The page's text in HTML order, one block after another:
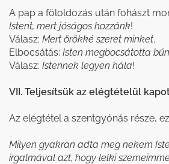
A pap a föloldozás után fohászt
Istent, mert jóságos hozzánk!
Válasz: Mert örökké szeret minket.
Elbocsátás: Isten megbocsátotta
Válasz: Istennek legyen hála!
VII. Teljesítsük az elégtételül
Az elégtétel a szentgyónás része,
Milyen gyakran adta meg nekem
irgalmával azt, hogy lelki